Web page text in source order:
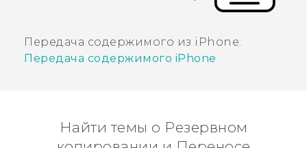
Передача содержимого из iPhone
Передача содержимого iPhone
Найти темы о Резервном